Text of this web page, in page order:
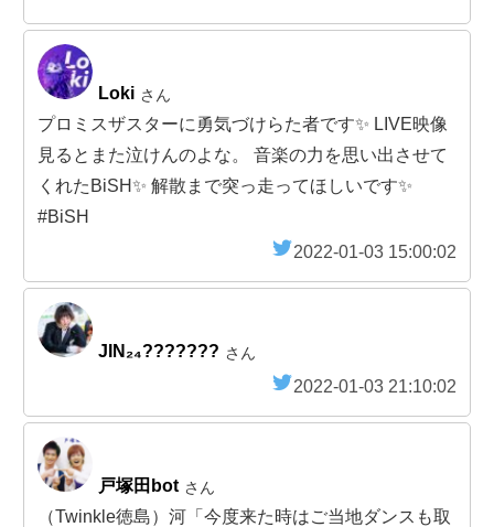
Loki さん
プロミスザスターに勇気づけらた者です✨ LIVE映像
見るとまた泣けんのよな。 音楽の力を思い出させて
くれたBiSH✨ 解散まで突っ走ってほしいです✨
#BiSH
2022-01-03 15:00:02
JIN₂₄??????? さん
2022-01-03 21:10:02
戸塚田bot さん
（Twinkle徳島）河「今度来た時はご当地ダンスも取